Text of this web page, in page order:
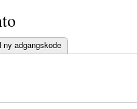
ny adgangskode